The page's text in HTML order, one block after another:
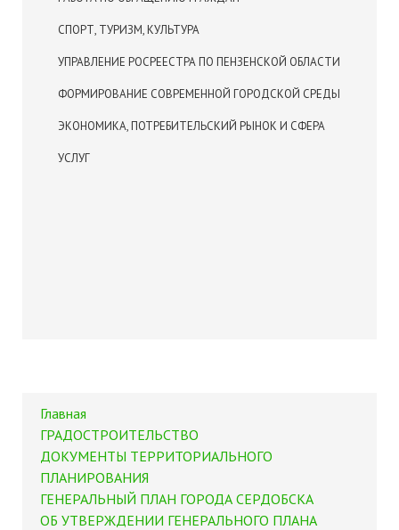
СПОРТ, ТУРИЗМ, КУЛЬТУРА
УПРАВЛЕНИЕ РОСРЕЕСТРА ПО ПЕНЗЕНСКОЙ ОБЛАСТИ
ФОРМИРОВАНИЕ СОВРЕМЕННОЙ ГОРОДСКОЙ СРЕДЫ
ЭКОНОМИКА, ПОТРЕБИТЕЛЬСКИЙ РЫНОК И СФЕРА
УСЛУГ
Главная
ГРАДОСТРОИТЕЛЬСТВО
ДОКУМЕНТЫ ТЕРРИТОРИАЛЬНОГО
ПЛАНИРОВАНИЯ
ГЕНЕРАЛЬНЫЙ ПЛАН ГОРОДА СЕРДОБСКА
ОБ УТВЕРЖДЕНИИ ГЕНЕРАЛЬНОГО ПЛАНА